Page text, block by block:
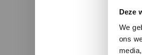
Deze
We
ons